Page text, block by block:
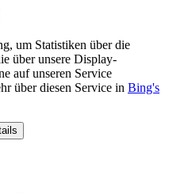
um Statistiken über die
über unsere Display-
auf unseren Service
über diesen Service in Bing's